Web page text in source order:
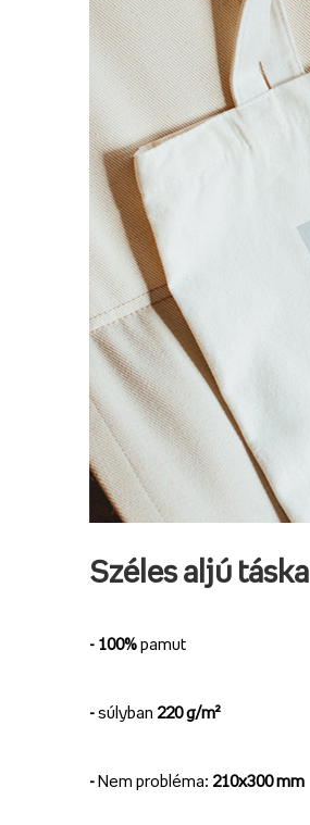
Széles aljú táska
- 100%pamut
-súlyban 220 g/m²
-Nem probléma: 210x300 mm